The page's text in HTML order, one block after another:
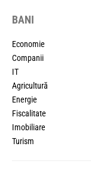
BANI
Economie
Companii
IT
Agricultură
Energie
Fiscalitate
Imobiliare
Turism